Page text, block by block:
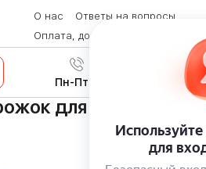
О нас
Ответы на вопросы
Оплата, доставка и возврат
8 (800) 600-28-07
Пн-Пт с 9:00 до 19:00
для обуви с